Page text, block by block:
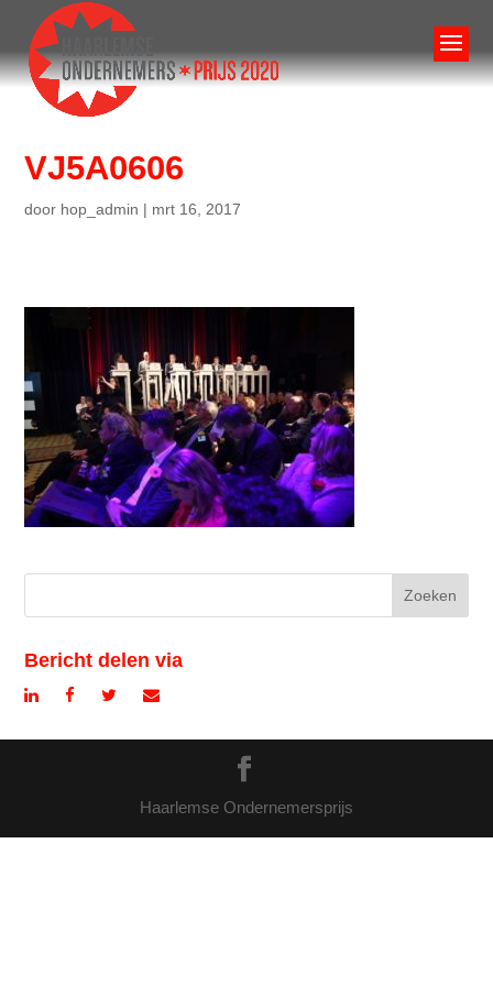
VJ5A0606
door hop_admin | mrt 16, 2017
Bericht delen via
Haarlemse Ondernemersprijs